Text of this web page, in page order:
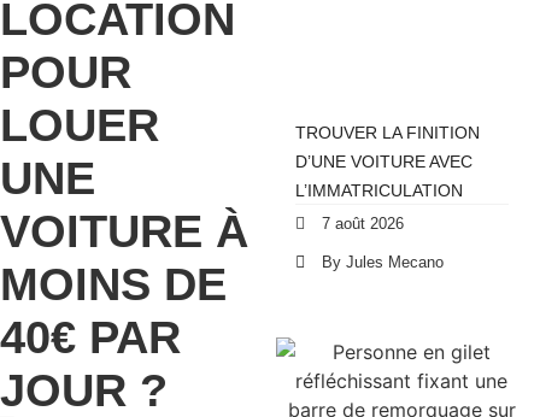
LOCATION
POUR
LOUER
UNE
VOITURE À
MOINS DE
40€ PAR
JOUR ?
TROUVER LA FINITION
D’UNE VOITURE AVEC
L’IMMATRICULATION
7 août 2026
By Jules Mecano